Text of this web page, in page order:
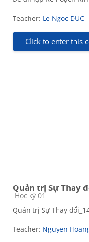
Teacher: Le Ngoc DUC
Click to enter this
Quản trị Sự Thay
Course category
Học kỳ 01
Quản trị Sự Thay
Teacher: Nguyen